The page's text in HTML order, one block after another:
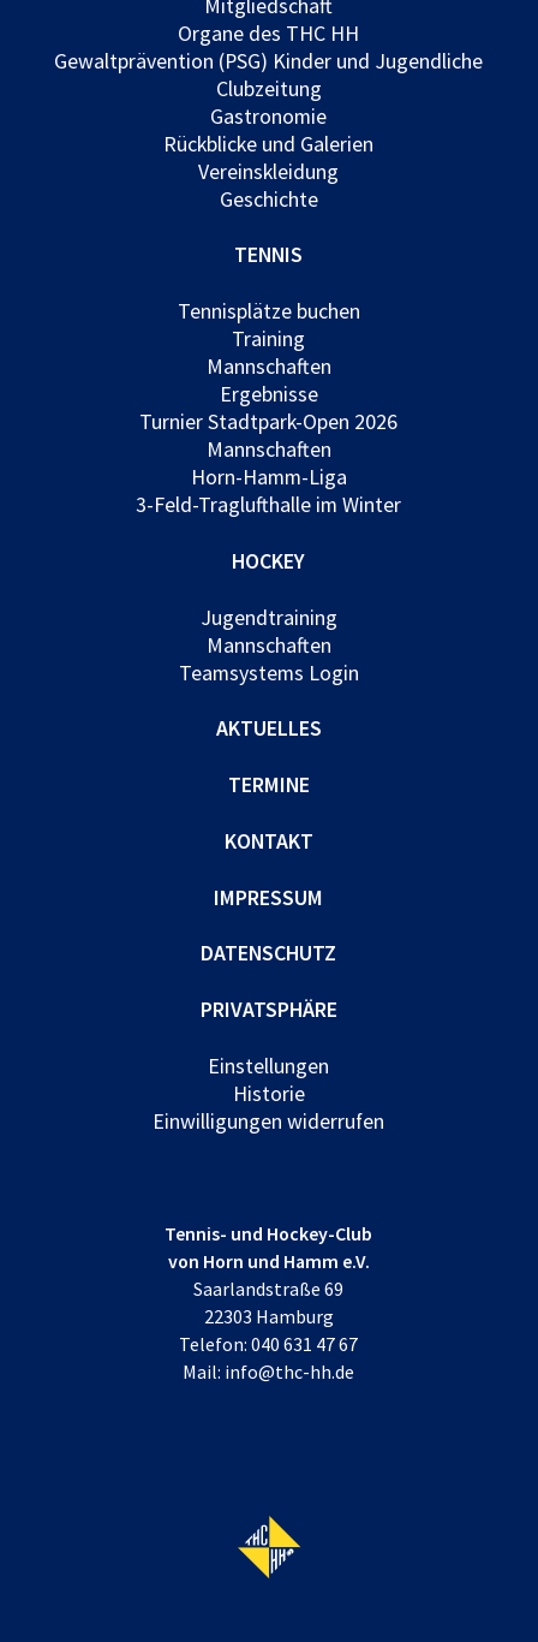
Organe des THC HH
Gewaltprävention (PSG) Kinder und Jugendliche
Clubzeitung
Gastronomie
Rückblicke und Galerien
Vereinskleidung
Geschichte
TENNIS
Tennisplätze buchen
Training
Mannschaften
Ergebnisse
Turnier Stadtpark-Open 2026
Mannschaften
Horn-Hamm-Liga
3-Feld-Traglufthalle im Winter
HOCKEY
Jugendtraining
Mannschaften
Teamsystems Login
AKTUELLES
TERMINE
KONTAKT
IMPRESSUM
DATENSCHUTZ
PRIVATSPHÄRE
Einstellungen
Historie
Einwilligungen widerrufen
Tennis- und Hockey-Club
von Horn und Hamm e.V.
Saarlandstraße 69
22303 Hamburg
Telefon:040 631 47 67
Mail: info@thc-hh.de